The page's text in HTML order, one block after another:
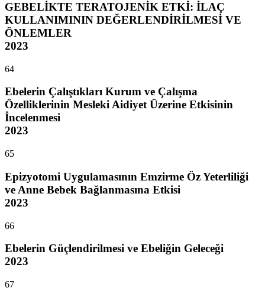
GEBELİKTE TERATOJENİK ETKİ: İLAÇ
KULLANIMININ DEĞERLENDİRİLMESİ VE
ÖNLEMLER
2023
64
Ebelerin Çalıştıkları Kurum ve Çalışma
Özelliklerinin Mesleki Aidiyet Üzerine Etkisinin
İncelenmesi
2023
65
Epizyotomi Uygulamasının Emzirme Öz Yeterliliği
ve Anne Bebek Bağlanmasına Etkisi
2023
66
Ebelerin Güçlendirilmesi ve Ebeliğin Geleceği
2023
67